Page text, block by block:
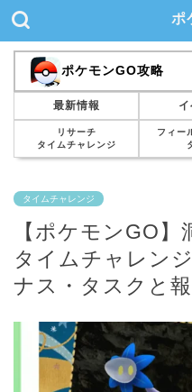
ポ
ポケモンGO攻略
最新情報
リサーチ
タイムチャレンジ
フィー
タイムチャレンジ
【ポケモンGO
タイムチャレン
ナス・タスクと